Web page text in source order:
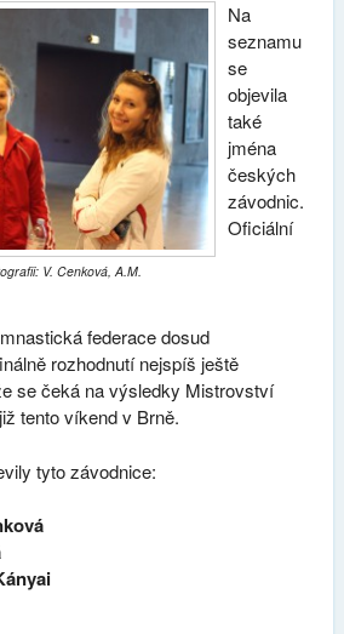
V. Cenková, A.M.
Na
seznamu
se
objevila
také
jména
českých
závodnic.
Oficiální
federace dosud
rozhodnutí nejspíš ještě
se čeká na výsledky Mistrovství
tento víkend v Brně.
tyto závodnice: